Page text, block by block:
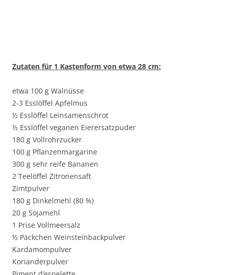
Zutaten für 1 Kastenform von etwa 28 cm:
etwa 100 g Walnüsse
2-3 Esslöffel Apfelmus
½ Esslöffel Leinsamenschrot
½ Esslöffel veganen Eierersatzpuder
180 g Vollrohrzucker
100 g Pflanzenmargarine
300 g sehr reife Bananen
2 Teelöffel Zitronensaft
Zimtpulver
180 g Dinkelmehl (80 %)
20 g Sojamehl
1 Prise Vollmeersalz
½ Päckchen Weinsteinbackpulver
Kardamompulver
Korianderpulver